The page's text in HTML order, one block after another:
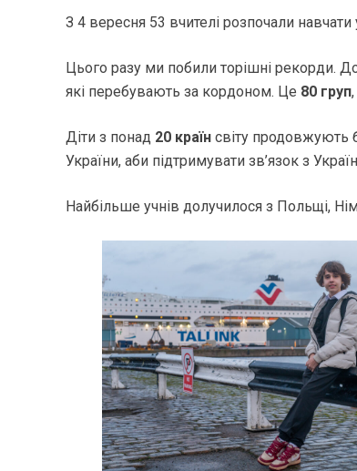
З 4 вересня 53 вчителі розпочали
Цього разу ми побили торішні рекорди.
які перебувають за кордоном. Це 80 груп
Діти з понад 20 країн світу продовжують
України, аби підтримувати зв’язок з
Найбільше учнів долучилося з Польщі,